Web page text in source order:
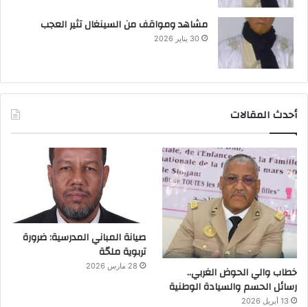
مشاهد ومواقف من السينغال تثير العجب
30 يناير 2026
أحدث المقالات
خطاب والي الحوض الغربي..
رسائل الحسم والسيادة الوطنية
13 أبريل 2026
صيانة المباني المدرسية: ضرورة
تربوية ملحّة
28 مارس 2026